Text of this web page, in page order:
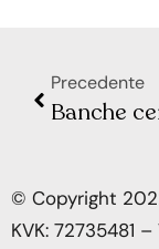
Precedente
© Copyright
KVK: 72735481